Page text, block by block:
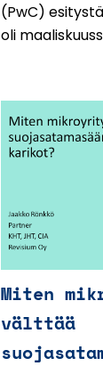
(PwC)
oli
Miten
välttää